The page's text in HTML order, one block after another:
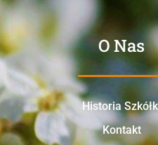
O Nas
Historia
Kontakt